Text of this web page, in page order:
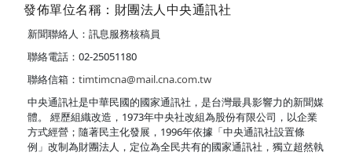
發佈單位名稱：財團法人中央通訊社
新聞聯絡人：訊息服務核稿員
聯絡電話：02-25051180
聯絡信箱： timtimcna@mail.cna.com.tw
中央通訊社是中華民國的國家通訊社，是台灣最具影響力的新聞媒
體。 經歷組織改造，1973年中央社改組為股份有限公司，以企業
方式經營；隨著民主化發展，1996年依據「中央通訊社設置條
例」改制為財團法人，定位為全民共有的國家通訊社，獨立超然執